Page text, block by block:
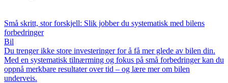
Små skritt, stor forskjell: Slik jobber du systematisk med bilens
forbedringer
Bil
Du trenger ikke store investeringer for å få mer glede av bilen din.
Med en systematisk tilnærming og fokus på små forbedringer kan du
oppnå merkbare resultater over tid – og lære mer om bilen
underveis.